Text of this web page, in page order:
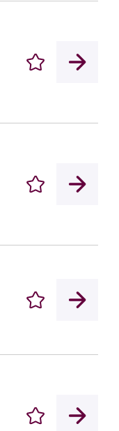
Enregistrer
Enregistrer
Enregistrer
Enregistrer